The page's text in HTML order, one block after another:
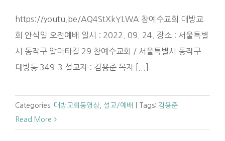
https://youtu.be/AQ4StXkYLWA 참예수교회 대방교
회 안식일 오전예배 일시 : 2022. 09. 24. 장소 : 서울특별
시 동작구 알마타길 29 참예수교회 / 서울특별시 동작구
대방동 349-3 설교자 : 김용준 목자 [...]
Categories: 대방교회동영상 설교/예배 Tags: 김용준
Read More